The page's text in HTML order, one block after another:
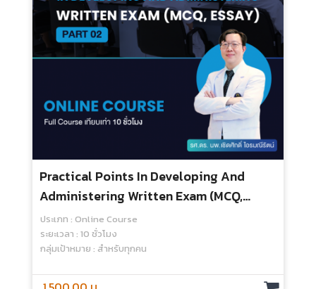
Practical Points In Developing And
Administering Written Exam (MCQ,
Essay) (Part 1) - Online Course
1,500.00 บ.